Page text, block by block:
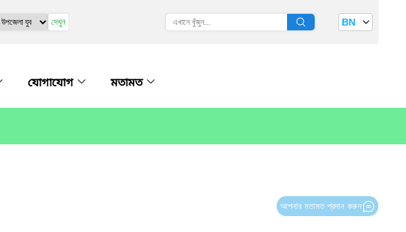
দেখুন BN
যোগাযোগ মতামত
আপনার মতামত প্রদান করুন